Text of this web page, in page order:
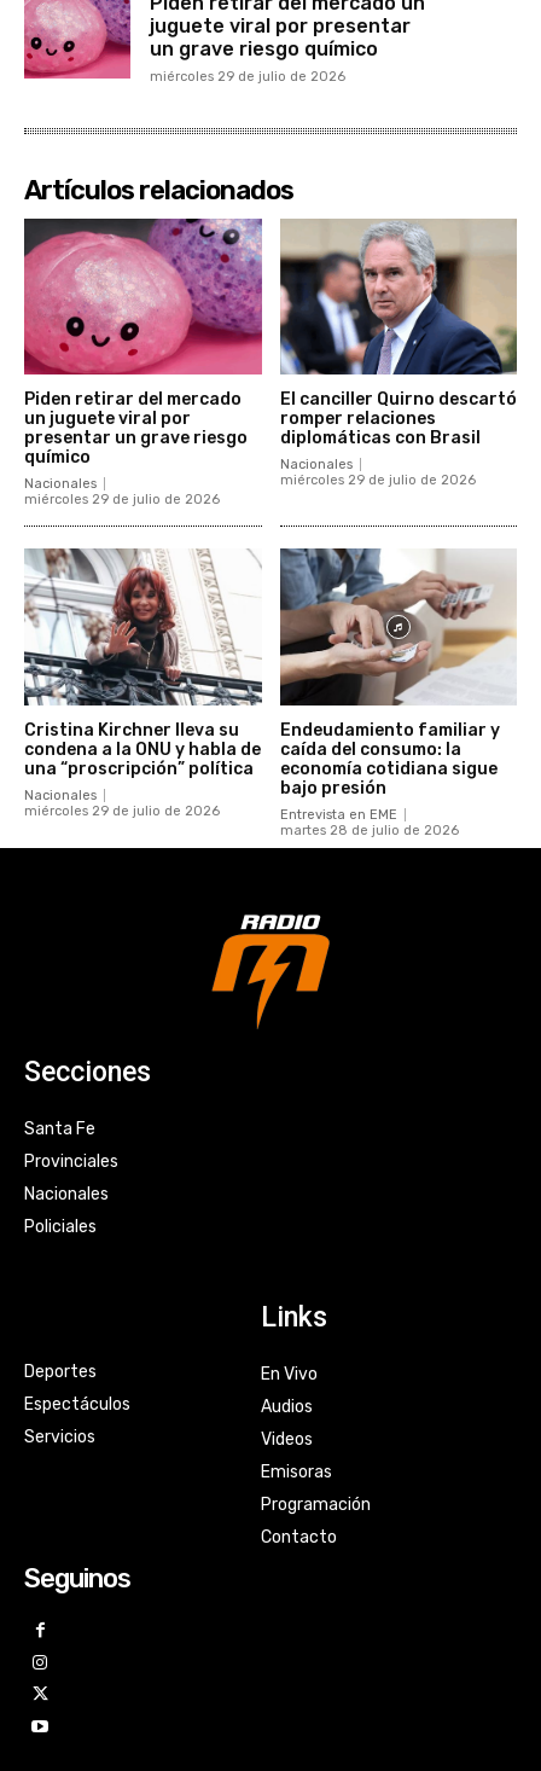
juguete viral por presentar
un grave riesgo químico
miércoles 29 de julio de 2026
Artículos relacionados
Piden retirar del mercado
un juguete viral por
presentar un grave riesgo
químico
Nacionales
miércoles 29 de julio de 2026
El canciller Quirno descartó
romper relaciones
diplomáticas con Brasil
Nacionales
miércoles 29 de julio de 2026
Cristina Kirchner lleva su
condena a la ONU y habla de
una “proscripción” política
Nacionales
miércoles 29 de julio de 2026
Endeudamiento familiar y
caída del consumo: la
economía cotidiana sigue
bajo presión
Entrevista en EME
martes 28 de julio de 2026
Secciones
Santa Fe
Provinciales
Nacionales
Policiales
Deportes
Espectáculos
Servicios
Links
En Vivo
Audios
Videos
Emisoras
Programación
Contacto
Seguinos